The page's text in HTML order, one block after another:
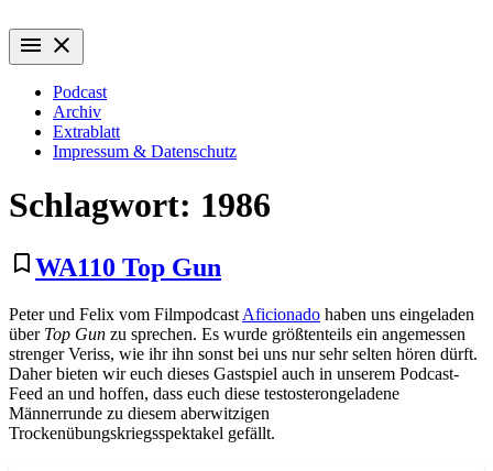
Inhalt
springen
Wiederaufführung
Alte Filme. Neu entdeckt.
menu close
Podcast
Archiv
Extrablatt
Impressum & Datenschutz
Schlagwort: 1986
bookmark_border WA110 Top Gun
Peter und Felix vom Filmpodcast Aficionado haben uns eingeladen
über Top Gun zu sprechen. Es wurde größtenteils ein angemessen
strenger Veriss, wie ihr ihn sonst bei uns nur sehr selten hören dürft.
Daher bieten wir euch dieses Gastspiel auch in unserem Podcast-
Feed an und hoffen, dass euch diese testosterongeladene
Männerrunde zu diesem aberwitzigen
Trockenübungskriegsspektakel gefällt.